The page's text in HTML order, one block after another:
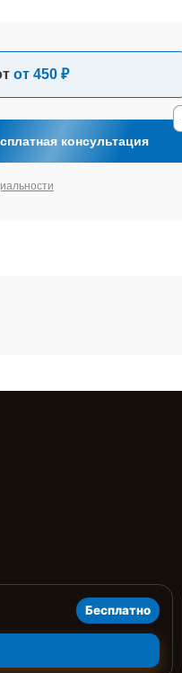
от 450 ₽
консультация
Бесплатно